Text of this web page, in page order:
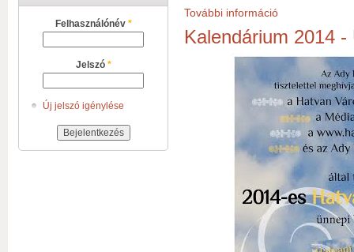
További információ
Kalendárium 2014
Felhasználónév *
Jelszó *
Új jelszó igénylése